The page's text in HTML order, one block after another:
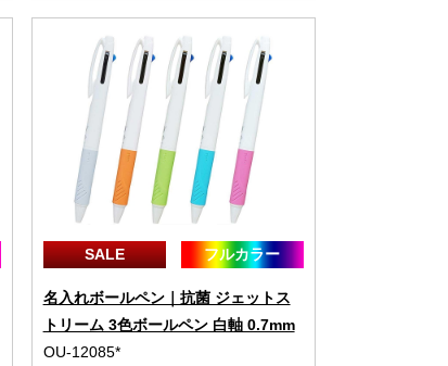
SALE フルカラー
名入れボールペン｜抗菌 ジェットス
トリーム 3色ボールペン 白軸 0.7mm
OU-12085*